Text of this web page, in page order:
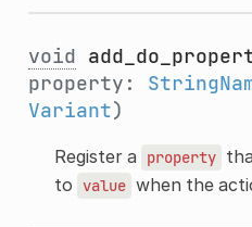
void
property:
Variant)
Register a property
to value when the